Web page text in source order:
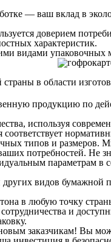
— ваш вклад в
доверием
характеристик.
видами упаковочных
в области
продукцию по
используя
типов и
потребностей. Не
параметрам
видов
в любую точку
и
заказчикам! Вы